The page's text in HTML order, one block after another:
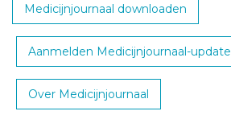
Medicijnjournaal downloaden
Aanmelden Medicijnjournaal-update
Over Medicijnjournaal